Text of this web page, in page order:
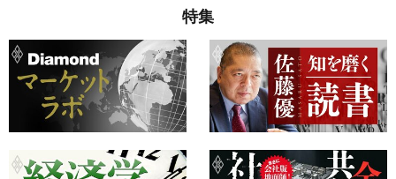
特集